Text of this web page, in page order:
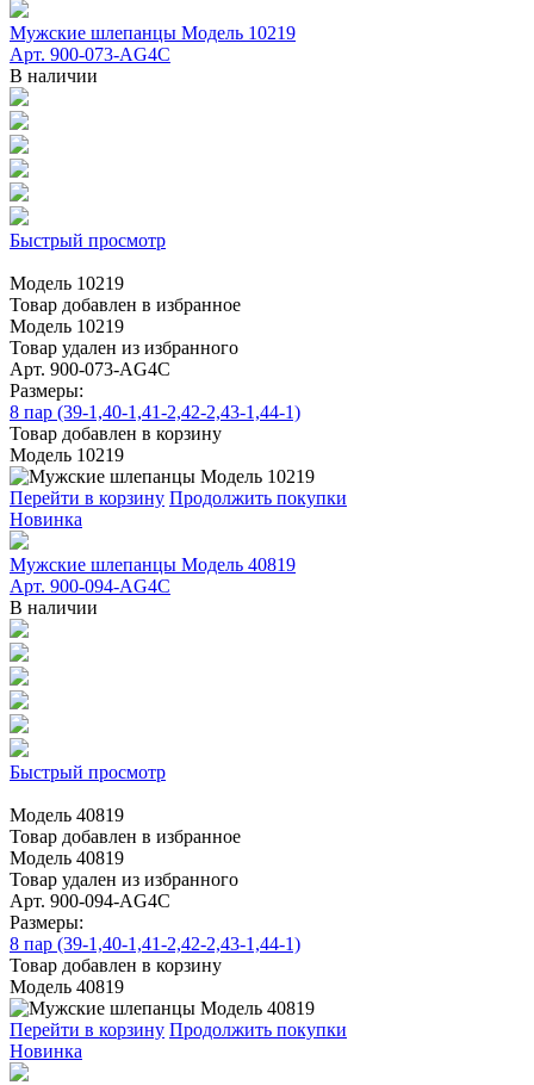
Мужские шлепанцы Модель 10219
Арт. 900-073-AG4C
В наличии
Быстрый просмотр
Модель 10219
Товар добавлен в избранное
Модель 10219
Товар удален из избранного
Арт. 900-073-AG4C
Размеры:
8 пар (39-1,40-1,41-2,42-2,43-1,44-1)
Товар добавлен в корзину
Модель 10219
Перейти в корзину Продолжить покупки
Новинка
Мужские шлепанцы Модель 40819
Арт. 900-094-AG4C
В наличии
Быстрый просмотр
Модель 40819
Товар добавлен в избранное
Модель 40819
Товар удален из избранного
Арт. 900-094-AG4C
Размеры:
8 пар (39-1,40-1,41-2,42-2,43-1,44-1)
Товар добавлен в корзину
Модель 40819
Перейти в корзину Продолжить покупки
Новинка